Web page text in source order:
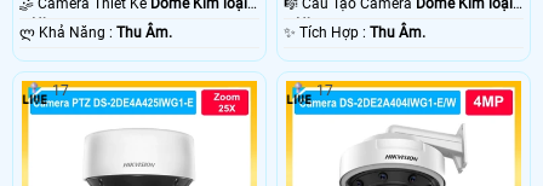
🤹 Camera Thiết Kế Dome Kim loại
+ Nhựa.
️ლ Khả Năng : Thu Âm.
🎼️ Cấu Tạo Camera Dome Kim loại
+ Nhựa.
️✨ Tích Hợp :Thu Âm.
17 17